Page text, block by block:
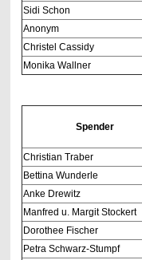
Sidi Schon
Anonym
Christel Cassidy
Monika Wallner
Spender
Christian Traber
Bettina Wunderle
Anke Drewitz
Manfred u. Margit Stockert
Dorothee Fischer
Petra Schwarz-Stumpf